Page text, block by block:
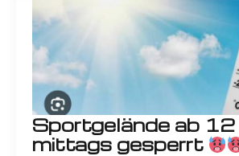
Sportgelände ab 12
mittags gesperrt